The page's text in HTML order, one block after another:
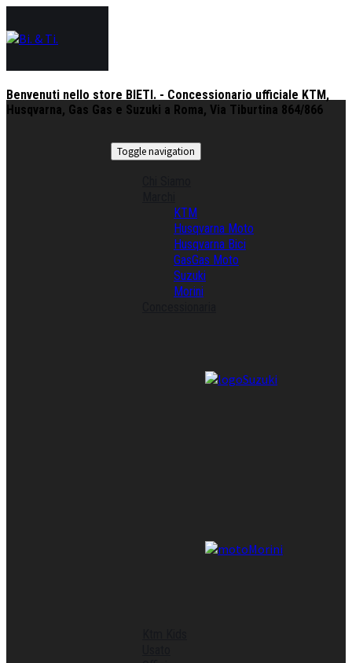
Benvenuti nello store BIETI. - Concessionario ufficiale KTM,
Husqvarna, Gas Gas e Suzuki a Roma, Via Tiburtina 864/866
Toggle navigation
KTM
Husqvarna Moto
Husqvarna Bici
GasGas Moto
Suzuki
Morini